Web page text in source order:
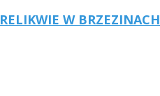
RELIKWIE W BRZEZINACH